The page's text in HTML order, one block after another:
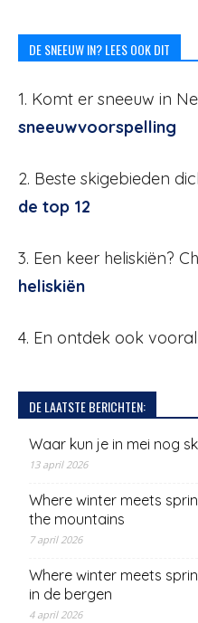
DE SNEEUW IN? LEES OOK DIT
1. Komt er sneeuw in
sneeuwvoorspelling
2. Beste skigebieden
de top 12
3. Een keer heliskiën?
heliskiën
4. En ontdek ook vooral
DE LAATSTE BERICHTEN:
Waar kun je in mei nog
13 april 2026
Where winter meets
the mountains
7 april 2026
Where winter meets
in de bergen
4 april 2026